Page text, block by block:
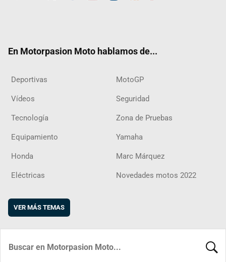
En Motorpasion Moto hablamos de...
Deportivas MotoGP
Vídeos Seguridad
Tecnología Zona de Pruebas
Equipamiento Yamaha
Honda Marc Márquez
Eléctricas Novedades motos 2022
VER MÁS TEMAS